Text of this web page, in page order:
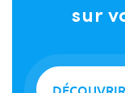
sur